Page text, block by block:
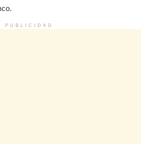
PUBLICIDAD